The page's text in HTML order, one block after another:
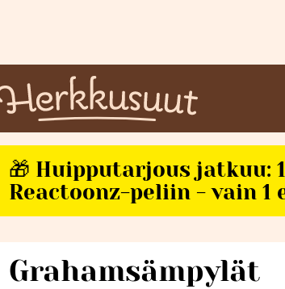
🎁 Huipputarjous jatkuu:
Reactoonz-peliin - vain 1
Grahamsämpylät